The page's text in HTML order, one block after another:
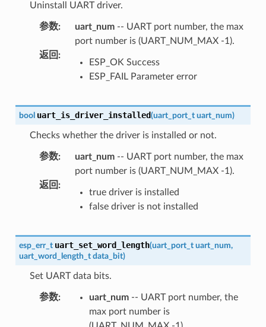
Uninstall UART driver.
参数: uart_num-- UART port number, the max
port number is (UART_NUM_MAX -1).
返回 :
ESP_OK Success
ESP_FAIL Parameter error
bool uart_is_driver_installed(uart_port_t uart_num)
Checks whether the driver is installed or not.
参数: uart_num-- UART port number, the max
port number is (UART_NUM_MAX -1).
返回 :
true driver is installed
false driver is not installed
esp_err_t uart_set_word_length(uart_port_t uart_num,
uart_word_length_t data_bit)
Set UART data bits.
参数: uart_num-- UART port number, the
max port number is